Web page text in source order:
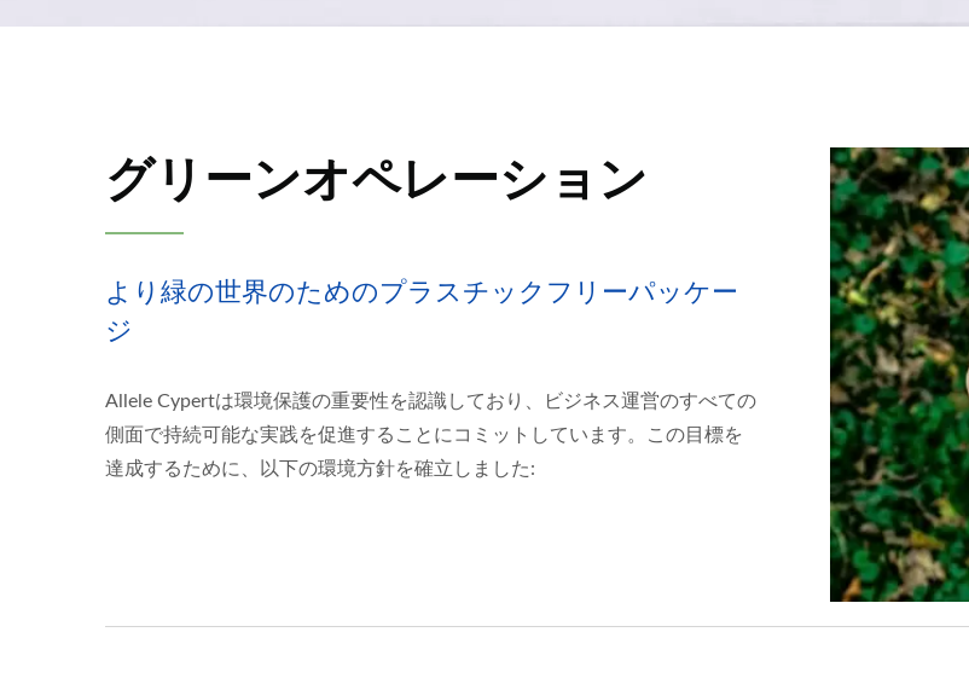
グリーンオペレーション
より緑の世界のためのプラスチックフリーパッケー
ジ
Allele Cypertは環境保護の重要性を認識しており、ビジネス運営のすべての
側面で持続可能な実践を促進することにコミットしています。この目標を
達成するために、以下の環境方針を確立しました: